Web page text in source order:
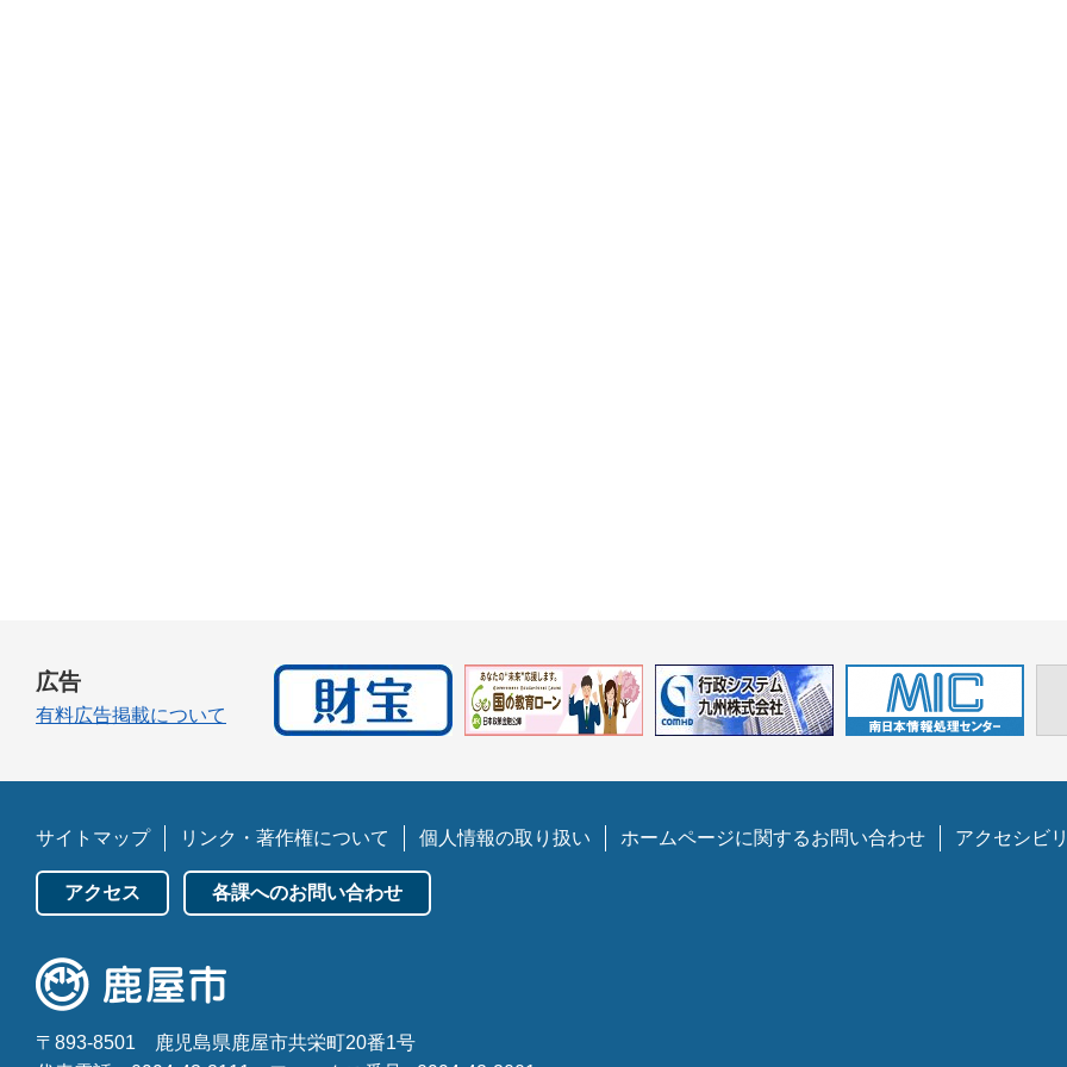
広告
有料広告掲載について
サイトマップ リンク・著作権について 個人情報の取り扱い ホームページに関するお問い合わせ アクセシビ
アクセス 各課へのお問い合わせ
〒893-8501
鹿児島県鹿屋市共栄町20番1号